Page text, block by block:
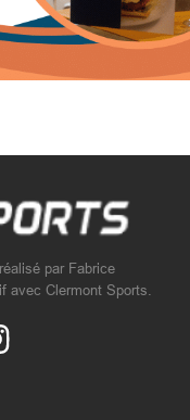
par Fabrice
avec Clermont Sports.